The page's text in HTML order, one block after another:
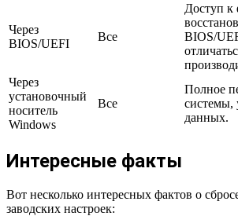
Через
BIOS/UEFI
Все
Доступ
BIOS/
Через
установочный
носитель
Windows
Все
Полное
системы,
данных.
Интересные факты
Вот несколько интересных фактов о
заводских настроек: